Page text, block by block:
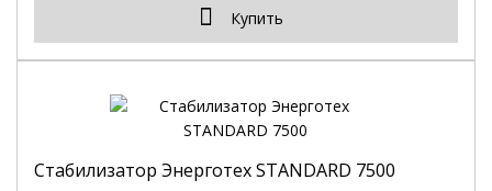
Купить
Стабилизатор Энерготех STANDARD 7500